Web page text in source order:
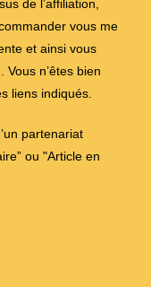
de l’affiliation,
vous me
et ainsi vous
n’êtes bien
liens indiqués.
partenariat
ou "Article en